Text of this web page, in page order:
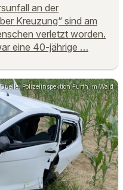
an der
Kreuzung“ sind am
verletzt worden.
eine 40-jährige …
Quelle: Polizeiinspektion Furth im Wald